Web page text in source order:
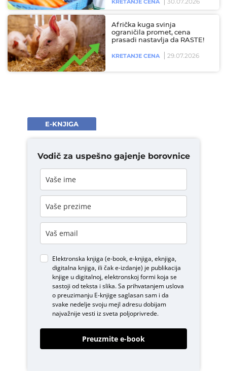
KRETANJE CENA
Afrička kuga svinja
ograničila promet, cena
prasadi nastavlja da RASTE!
KRETANJE CENA 29.07.2026
E-KNJIGA
Vodič za uspešno gajenje borovnice
Elektronska knjiga (e-book, e-knjiga, eknjiga,
digitalna knjiga, ili čak e-izdanje) je publikacija
knjige u digitalnoj, elektronskoj formi koja se
sastoji od teksta i slika. Sa prihvatanjem uslova
o preuzimanju E-knjigesaglasan sam i da
svake nedelje svoju mejl adresu dobijam
najvažnije vesti iz sveta poljoprivrede.
Preuzmite e-book